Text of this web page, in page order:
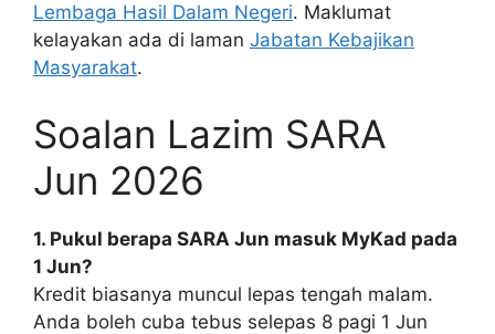
Lembaga Hasil Dalam Negeri. Maklumat
kelayakan ada di laman Jabatan Kebajikan
Masyarakat.
Soalan Lazim SARA
Jun 2026
1. Pukul berapa SARA Jun masuk MyKad pada
1 Jun?
Kredit biasanya muncul lepas tengah malam.
Anda boleh cuba tebus selepas 8 pagi 1 Jun